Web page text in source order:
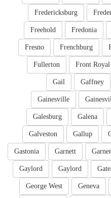
Fredericksburg
Fredonia
Freehold
Frenchburg
Fresno
Front Royal
Fullerton
Gaffney
Gail
Gainesville
Galena
Galesburg
Gallup
Galveston
Garner
Garnett
Gastonia
Gaylord
Gaylord
Geneva
George West